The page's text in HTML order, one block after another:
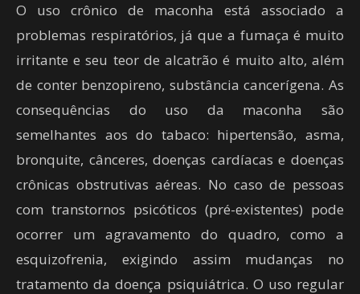
O uso crônico de maconha está associado a
problemas respiratórios, já que a fumaça é muito
irritante e seu teor de alcatrão é muito alto, além
de conter benzopireno, substância cancerígena. As
consequências do uso da maconha são
semelhantes aos do tabaco: hipertensão, asma,
bronquite, cânceres, doenças cardíacas e doenças
crônicas obstrutivas aéreas. No caso de pessoas
com transtornos psicóticos (pré-existentes) pode
ocorrer um agravamento do quadro, como a
esquizofrenia, exigindo assim mudanças no
tratamento da doença psiquiátrica. O uso regular